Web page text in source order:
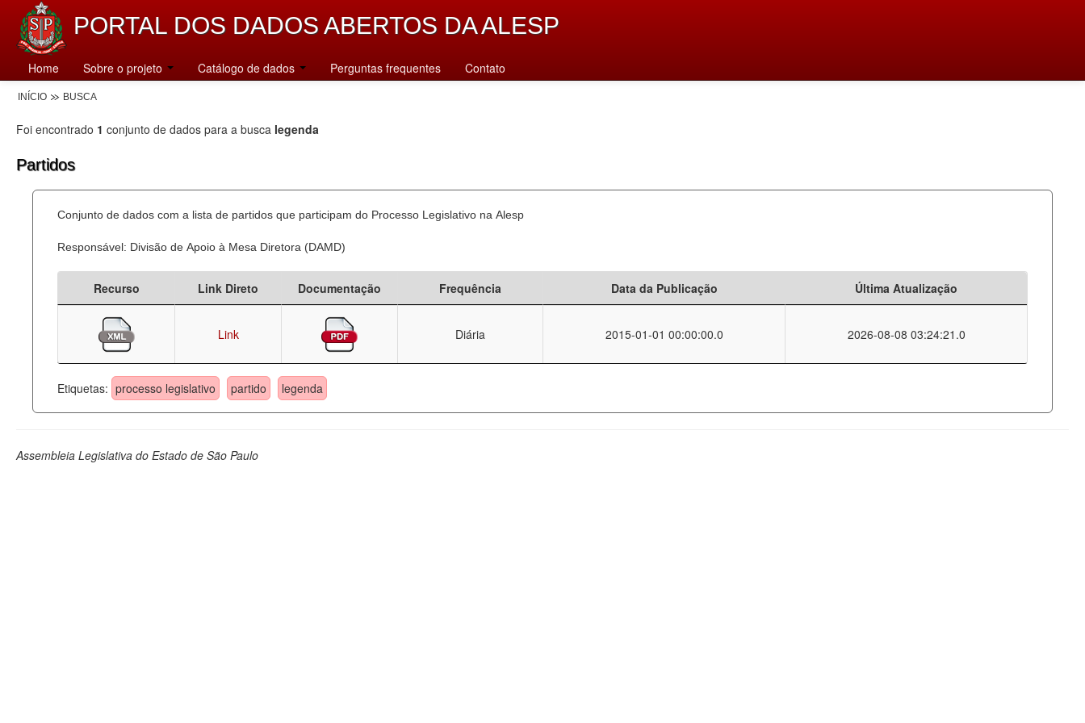
PORTAL DOS DADOS ABERTOS DA ALESP
Home Sobre o projeto Catálogo de dados Perguntas frequentes Contato
INÍCIO BUSCA
Foi encontrado 1 conjunto de dados para a busca legenda
Partidos
Conjunto de dados com a lista de partidos que participam do Processo Legislativo na Alesp
Responsável: Divisão de Apoio à Mesa Diretora (DAMD)
Recurso Link Direto Documentação Frequência Data da Publicação Última Atualização
Link Diária 2015-01-01 00:00:00.0 2026-08-08 03:24:21.0
Etiquetas: processo legislativo partido legenda
Assembleia Legislativa do Estado de São Paulo